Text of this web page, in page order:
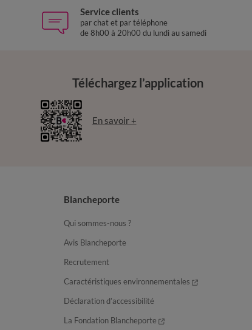
Service clients
par chat et par téléphone
de 8h00 à 20h00 du lundi au samedi
Téléchargez l’application
En savoir +
Blancheporte
Qui sommes-nous ?
Avis Blancheporte
Recrutement
Caractéristiques environnementales
Déclaration d’accessibilité
La Fondation Blancheporte